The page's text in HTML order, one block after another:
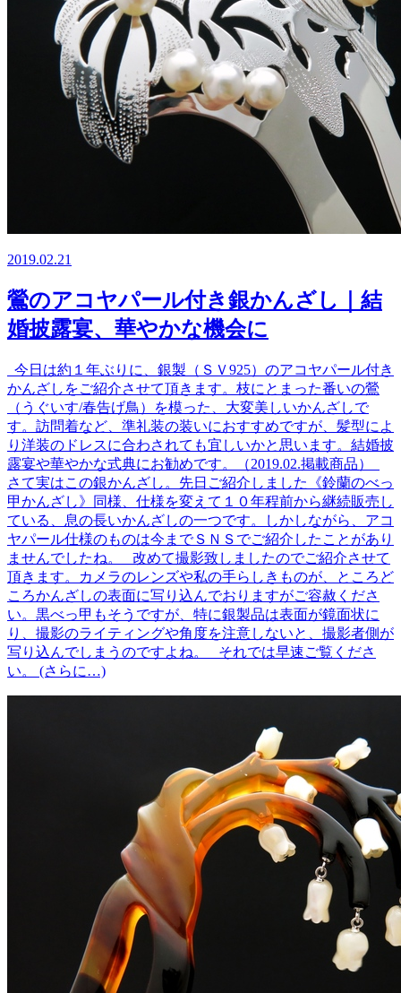
2019.02.21
鶯のアコヤパール付き銀かんざし｜結
婚披露宴、華やかな機会に
今日は約１年ぶりに、銀製（ＳＶ925）のアコヤパール付き
かんざしをご紹介させて頂きます。枝にとまった番いの鶯
（うぐいす/春告げ鳥）を模った、大変美しいかんざしで
す。訪問着など、準礼装の装いにおすすめですが、髪型によ
り洋装のドレスに合わされても宜しいかと思います。結婚披
露宴や華やかな式典にお勧めです。（2019.02.掲載商品）
さて実はこの銀かんざし。先日ご紹介しました《鈴蘭のべっ
甲かんざし》同様、仕様を変えて１０年程前から継続販売し
ている、息の長いかんざしの一つです。しかしながら、アコ
ヤパール仕様のものは今までＳＮＳでご紹介したことがあり
ませんでしたね。 改めて撮影致しましたのでご紹介させて
頂きます。カメラのレンズや私の手らしきものが、ところど
ころかんざしの表面に写り込んでおりますがご容赦くださ
い。黒べっ甲もそうですが、特に銀製品は表面が鏡面状に
り、撮影のライティングや角度を注意しないと、撮影者側が
写り込んでしまうのですよね。 それでは早速ご覧くださ
い。 (さらに…)